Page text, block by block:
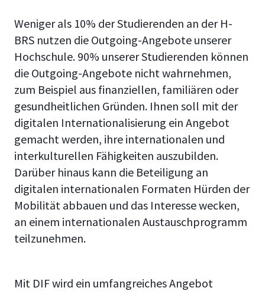
Weniger als 10% der Studierenden an der H-
BRS nutzen die Outgoing-Angebote unserer
Hochschule. 90% unserer Studierenden können
die Outgoing-Angebote nicht wahrnehmen,
zum Beispiel aus finanziellen, familiären oder
gesundheitlichen Gründen. Ihnen soll mit der
digitalen Internationalisierung ein Angebot
gemacht werden, ihre internationalen und
interkulturellen Fähigkeiten auszubilden.
Darüber hinaus kann die Beteiligung an
digitalen internationalen Formaten Hürden der
Mobilität abbauen und das Interesse wecken,
an einem internationalen Austauschprogramm
teilzunehmen.
Mit DIF wird ein umfangreiches Angebot